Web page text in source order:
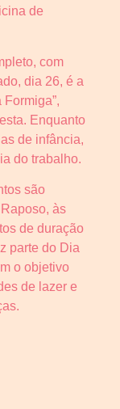
de
com
dia 26, é a
Enquanto
de infância,
do trabalho.
são
às
de duração
parte do Dia
o objetivo
de lazer e